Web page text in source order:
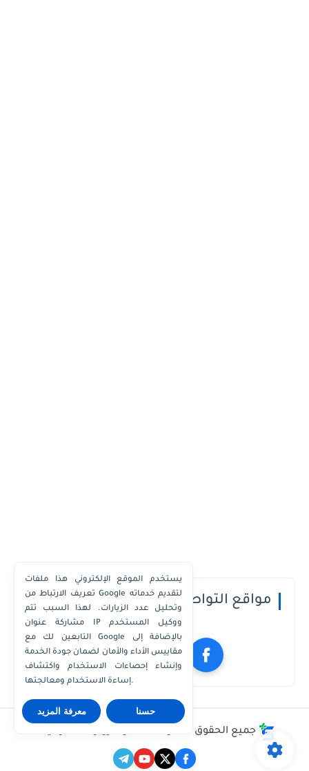
مواقع التواصل الاجتماعي
جميع الحقوق محفوظة ©
يستخدم الموقع الإلكتروني هذا ملفات
تعريف الارتباط من Google لتقديم خدماته
وتحليل عدد الزيارات. لهذا السبب تتم
مشاركة عنوان IP ووكيل المستخدم
التابعين لك مع Google بالإضافة إلى
مقاييس الأداء والأمان لضمان جودة الخدمة
وإنشاء إحصاءات الاستخدام واكتشاف
إساءة الاستخدام ومعالجتها.
معرفة المزيد حسنا